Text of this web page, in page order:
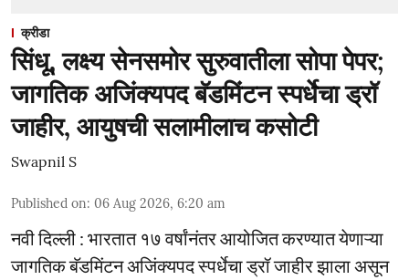
क्रीडा
सिंधू, लक्ष्य सेनसमोर सुरुवातीला सोपा पेपर;
जागतिक अजिंक्यपद बॅडमिंटन स्पर्धेचा ड्रॉ
जाहीर, आयुषची सलामीलाच कसोटी
Swapnil S
Published on: 06 Aug 2026, 6:20 am
नवी दिल्ली : भारतात १७ वर्षांनंतर आयोजित करण्यात येणाऱ्या
जागतिक बॅडमिंटन अजिंक्यपद स्पर्धेचा ड्रॉ जाहीर झाला असून